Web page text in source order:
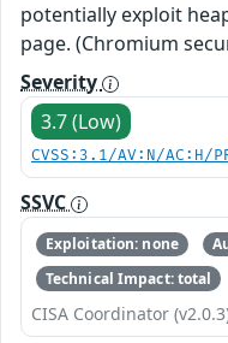
potentially exploit
page. (Chromium
Severity
3.7 (Low)
CVSS:3.1/AV:N/
SSVC
Exploitation: none
Technical Impact: total
CISA Coordinator